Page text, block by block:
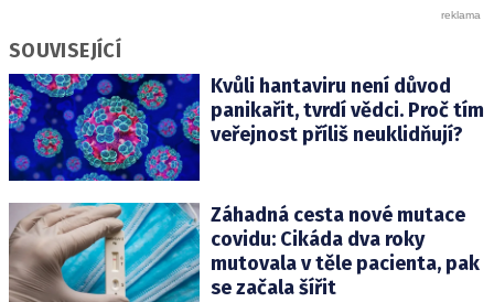
SOUVISEJÍCÍ
Kvůli hantaviru není důvod
panikařit, tvrdí vědci. Proč tím
veřejnost příliš neuklidňují?
Záhadná cesta nové mutace
covidu: Cikáda dva roky
mutovala v těle pacienta, pak
se začala šířit